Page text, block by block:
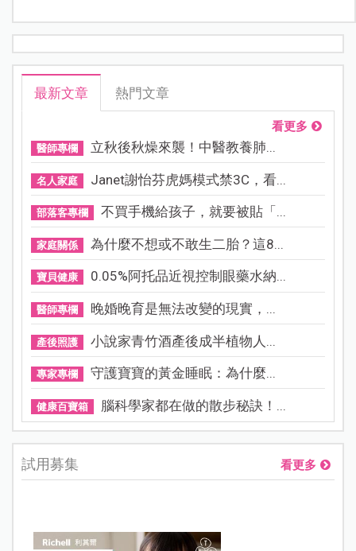
最新文章 熱門文章
看更多
醫師專欄 立秋後秋燥來襲！中醫教養肺...
名人家庭 Janet謝怡芬虎媽模式禁3C，看...
部落客專欄 不買手機給孩子，就要被貼「...
家庭關係 為什麼不想或不敢生二胎？這8...
寶貝健康 0.05%阿托品近視控制眼藥水納...
醫師專欄 晚婚晚育是無法改變的現實，...
產後照護 小說家青竹酒產後成半植物人...
專家專欄 守護寶寶的黃金睡眠：為什麼...
健康百寶箱 腦科學家都在做的散步秘訣！...
試用募集 看更多